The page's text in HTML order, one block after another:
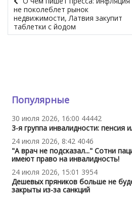
не поколеблет рынок
недвижимости, Латвия закупит
таблетки с йодом
Популярные
30 июля 2026, 16:00 44442
3-я группа инвалидности: пенсия
24 июля 2026, 8:42 4046
"А врач не подсказал..." Сотни
имеют право на инвалидность!
24 июля 2026, 15:01 3954
Дешевых пряников больше не
закрыты из-за санкций